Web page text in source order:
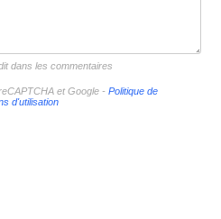
dans les commentaires
et Google - Politique de
d'utilisation